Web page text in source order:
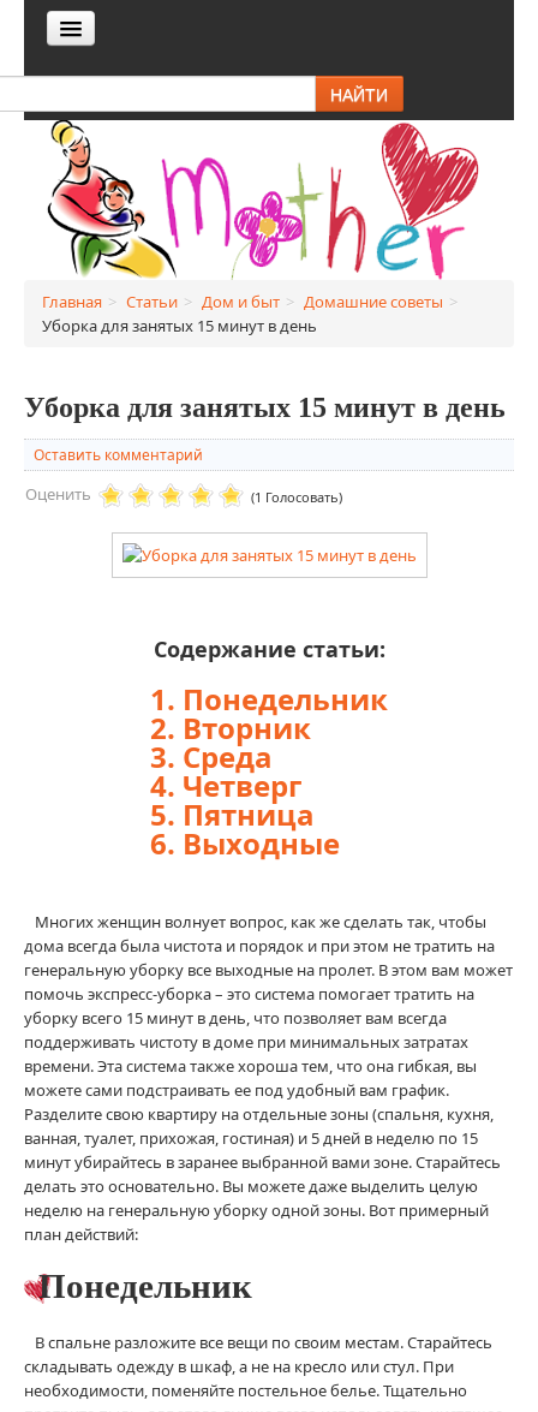
СТАТЬИ
Он и она
Беременность и роды
Дом и быт
Боремся с вредителями
Домашние советы
Интерьер
Сад и огород
Здоровье и отдых
ПОИСК ПО САЙТУ
НАЙТИ
Главная > Статьи > Дом и быт > Домашние советы >
Уборка для занятых 15 минут в день
Уборка для занятых 15 минут в день
Оставить комментарий
Оценить (1 Голосовать)
Содержание статьи:
1. Понедельник
2. Вторник
3. Среда
4. Четверг
5. Пятница
6. Выходные
Многих женщин волнует вопрос, как же сделать так, чтобы
дома всегда была чистота и порядок и при этом не тратить на
генеральную уборку все выходные на пролет. В этом вам может
помочь экспресс-уборка – это система помогает тратить на
уборку всего 15 минут в день, что позволяет вам всегда
поддерживать чистоту в доме при минимальных затратах
времени. Эта система также хороша тем, что она гибкая, вы
можете сами подстраивать ее под удобный вам график.
Разделите свою квартиру на отдельные зоны (спальня, кухня,
ванная, туалет, прихожая, гостиная) и 5 дней в неделю по 15
минут убирайтесь в заранее выбранной вами зоне. Старайтесь
делать это основательно. Вы можете даже выделить целую
неделю на генеральную уборку одной зоны. Вот примерный
план действий:
Понедельник
В спальне разложите все вещи по своим местам. Старайтесь
складывать одежду в шкаф, а не на кресло или стул. При
необходимости, поменяйте постельное белье. Тщательно